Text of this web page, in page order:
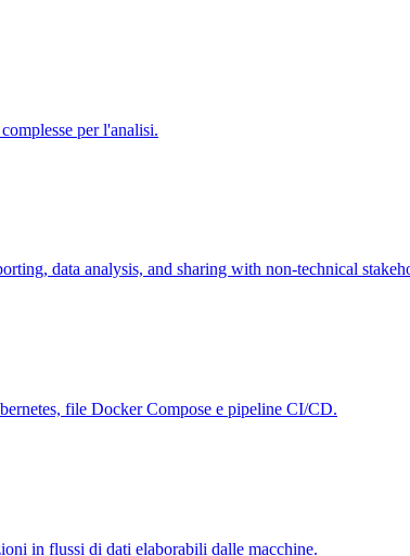
per l'analisi.
data analysis, and sharing with non-technical
file Docker Compose e pipeline CI/CD.
in flussi di dati elaborabili dalle macchine.